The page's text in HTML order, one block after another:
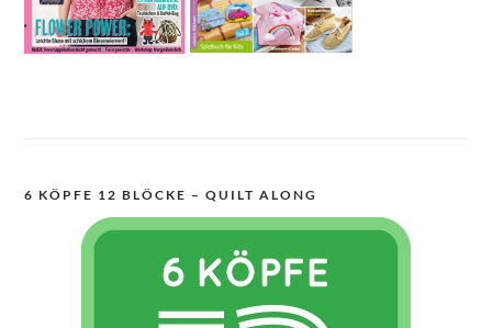
6 KÖPFE 12 BLÖCKE – QUILT ALONG